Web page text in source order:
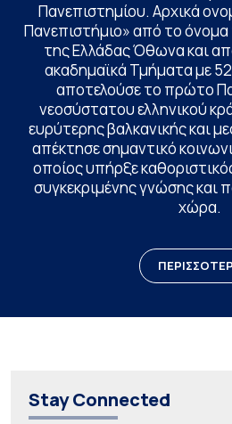
Πανεπιστημίου. Αρχικά
Πανεπιστήμιο» από το
της Ελλάδας Όθωνα και
ακαδημαϊκά Τμήματα με
αποτελούσε το πρώτο
νεοσύστατου ελληνικού
ευρύτερης βαλκανικής και
απέκτησε σημαντικό
οποίος υπήρξε
συγκεκριμένης γνώσης και
χώρα.
Stay Connected